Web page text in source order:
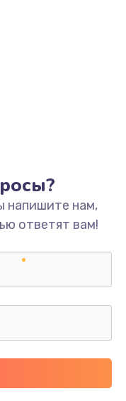
напишите нам,
ответят вам!